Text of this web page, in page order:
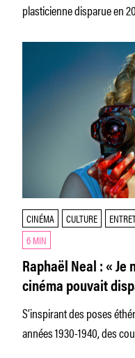
plasticienne disparue en
CINÉMA CULTURE
6 MIN
Raphaël Neal : « Je
cinéma pouvait
S’inspirant des poses
années 1930-1940, des